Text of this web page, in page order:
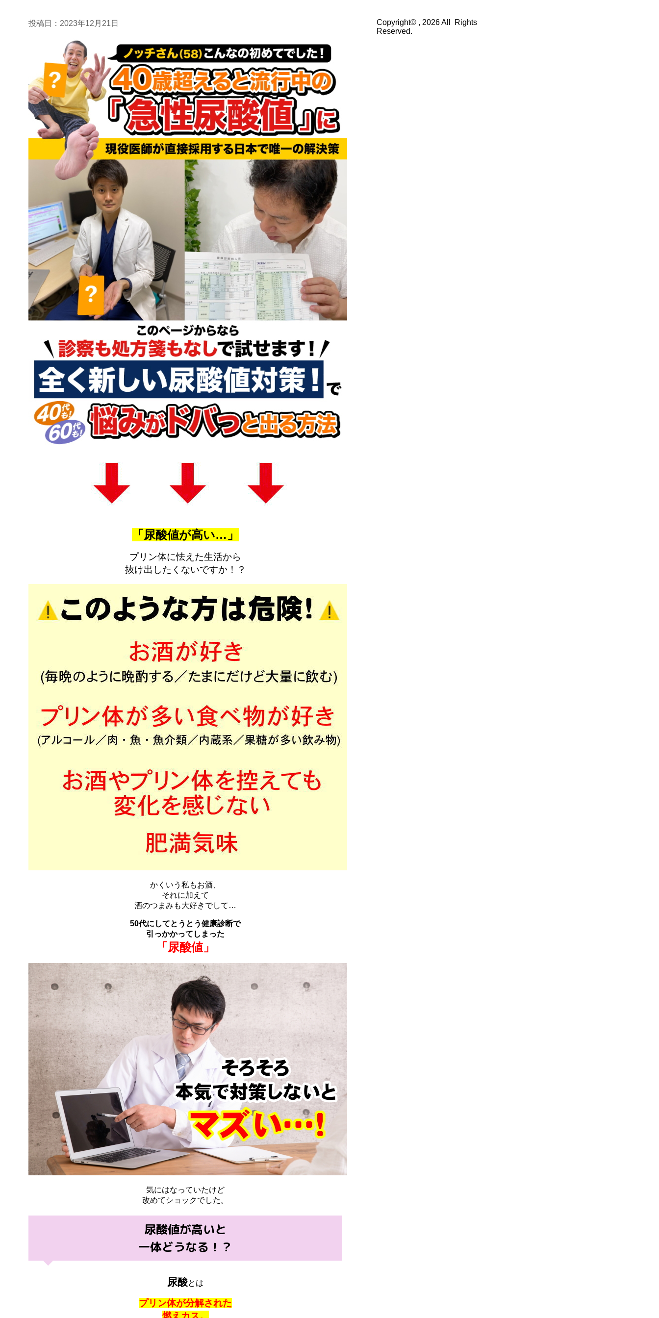
投稿日： 2023年12月21日
「尿酸値が高い…」
プリン体に怯えた生活から
抜け出したくないですか！？
かくいう私もお酒、
それに加えて
酒のつまみも大好きでして…
50代にしてとうとう健康診断で
引っかかってしまった
「尿酸値」
気にはなっていたけど
改めてショックでした。
尿酸値が高いと
一体どうなる！？
尿酸とは
プリン体が分解された
燃えカス。
Copyright© , 2026 All Rights
Reserved.